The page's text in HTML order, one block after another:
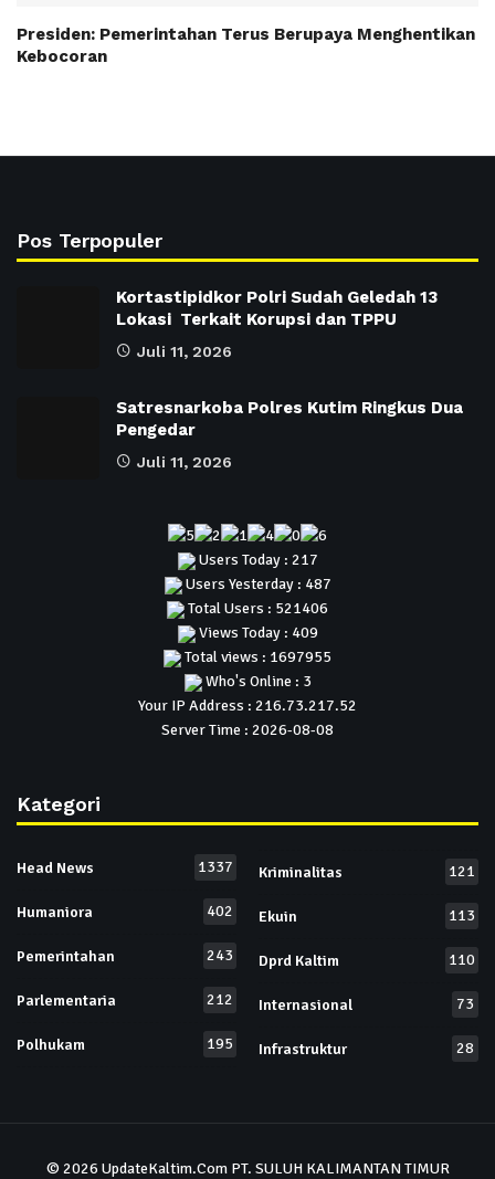
Presiden: Pemerintahan Terus Berupaya Menghentikan
Kebocoran
Pos Terpopuler
Kortastipidkor Polri Sudah Geledah 13
Lokasi Terkait Korupsi dan TPPU
Juli 11, 2026
Satresnarkoba Polres Kutim Ringkus Dua
Pengedar
Juli 11, 2026
Users Today : 217
Users Yesterday : 487
Total Users : 521406
Views Today : 409
Total views : 1697955
Who's Online : 3
Your IP Address : 216.73.217.52
Server Time : 2026-08-08
Kategori
Head News 1337
Humaniora 402
Pemerintahan 243
Parlementaria 212
Polhukam 195
Kriminalitas 121
Ekuin 113
Dprd Kaltim 110
Internasional 73
Infrastruktur 28
© 2026 UpdateKaltim.ComPT. SULUH KALIMANTAN TIMUR